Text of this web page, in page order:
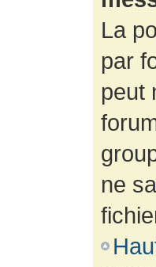
La
par
peut
ne